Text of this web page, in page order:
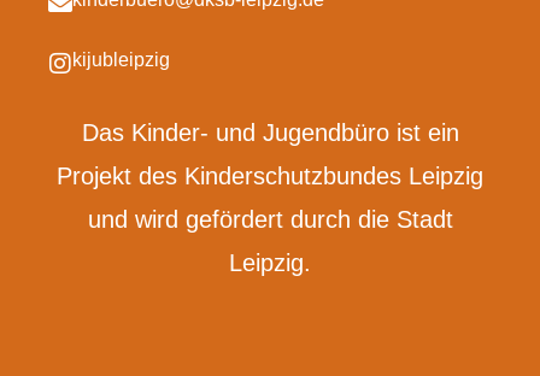
kijubleipzig
Das Kinder- und Jugendbüro ist ein
Projekt des Kinderschutzbundes Leipzig
und wird gefördert durch die Stadt
Leipzig.